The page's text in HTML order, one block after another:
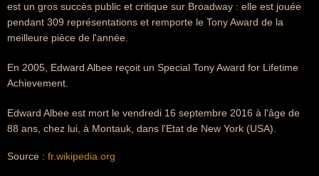
est un gros succès public et critique sur Broadway : elle est jouée
pendant 309 représentations et remporte le Tony Award de la
meilleure pièce de l'année.
En 2005, Edward Albee reçoit un Special Tony Award for Lifetime
Achievement.
Edward Albee est mort le vendredi 16 septembre 2016 à l'âge de
88 ans, chez lui, à Montauk, dans l'Etat de New York (USA).
Source : fr.wikipedia.org